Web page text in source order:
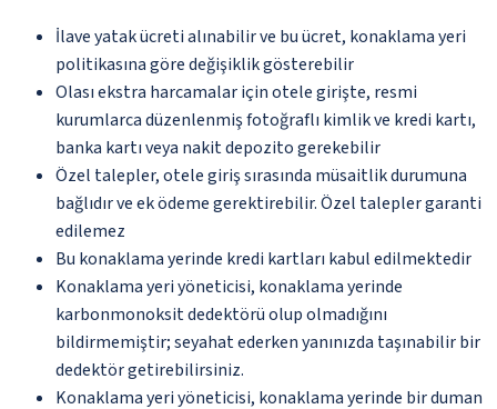
İlave yatak ücreti alınabilir ve bu ücret, konaklama yeri
politikasına göre değişiklik gösterebilir
Olası ekstra harcamalar için otele girişte, resmi
kurumlarca düzenlenmiş fotoğraflı kimlik ve kredi kartı,
banka kartı veya nakit depozito gerekebilir
Özel talepler, otele giriş sırasında müsaitlik durumuna
bağlıdır ve ek ödeme gerektirebilir. Özel talepler garanti
edilemez
Bu konaklama yerinde kredi kartları kabul edilmektedir
Konaklama yeri yöneticisi, konaklama yerinde
karbonmonoksit dedektörü olup olmadığını
bildirmemiştir; seyahat ederken yanınızda taşınabilir bir
dedektör getirebilirsiniz.
Konaklama yeri yöneticisi, konaklama yerinde bir duman